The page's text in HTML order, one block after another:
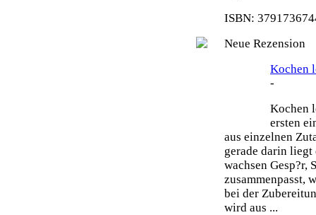
ISBN:
Neue Rezension
Kochen
-
Kochen
ersten
aus einzelnen
gerade darin
wachsen Gesp?r,
zusammenpasst,
bei der
wird aus ...